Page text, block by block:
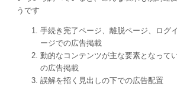
うです
手続き完了ページ、離脱ページ、ログ
ージでの広告掲載
動的なコンテンツが主な要素となって
の広告掲載
誤解を招く見出しの下での広告配置